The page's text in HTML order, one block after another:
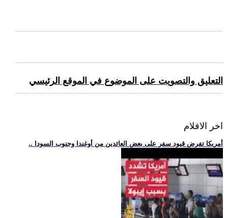
التعليق والتصويت على الموضوع في الموقع الرئيسي
اخر الافلام
.. أمريكا تفرض قيود سفر على بعض العائدين من أوغندا وجنوب السودا